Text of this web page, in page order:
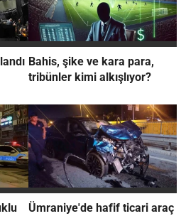
Bahis, şike ve kara para,
tribünler kimi alkışlıyor?
Ümraniye'de hafif ticari araç